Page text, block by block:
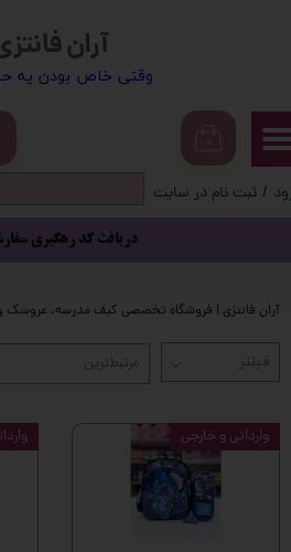
آران
​​وقتی خاص بودن یه
/ ثبت نام در سایت
سفارشات
خروج از حساب کاربری
دریافت کد رهگیری
آران فانتزی | فروشگاه تخصصی کیف مدرسه، عروسک و
مرتبط‌ترین
وارداتی و خارجی